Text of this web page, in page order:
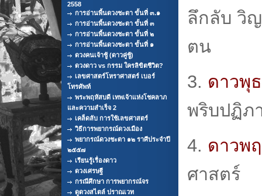
2558
การอ่านพื้นดวงชะตา ขั้นที่ ๓.๑
การอ่านพื้นดวงชะตา ขั้นที่ ๓
การอ่านพื้นดวงชะตา ขั้นที่ ๒
การอ่านพื้นดวงชะตา ขั้นที่ ๑
ดวงคนเจ้าชู้ (ดาวคู่ชู้)
ดวงดาว vs กรรม ใครลิขิตชีวิต?
เลขศาสตร์โหราศาสตร์ เบอร์
โทรศัพท์
พระพฤหัสบดี เทพเจ้าแห่งโชคลาภ
และความสำเร็จ 2
เคล็ดลับ การใช้เลขศาสตร์
วิธีการพยากรณ์ดวงเมือง
พยากรณ์ดวงชะตา ๑๒ ราศีประจำปี
๒๕๕๗
เรียนรู้เรื่องดาว
ดวงเศรษฐี
กรณีศึกษา การพยากรณ์จร
ดูดวงสไตล์ ปราณเวท
ลึกลับ วิ
ตน
3. ดาวพุ
พริบปฏิภ
4. ดาวพ
ศาสตร์